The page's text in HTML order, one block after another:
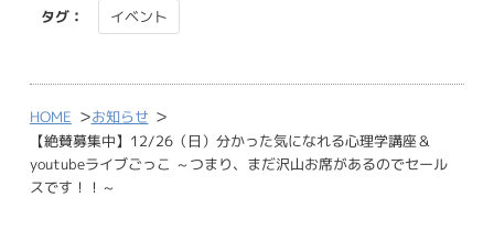
タグ： イベント
HOME >お知らせ >
【絶賛募集中】12/26（日）分かった気になれる心理学講座＆
youtubeライブごっこ ～つまり、まだ沢山お席があるのでセール
スです！！～